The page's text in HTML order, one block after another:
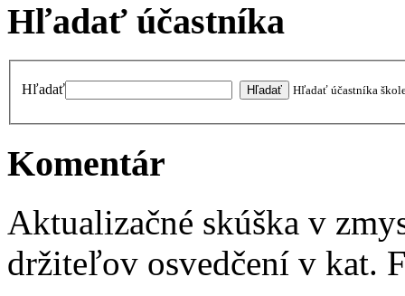
Hľadať účastníka
Hľadať Hľadať účastníka
Komentár
Aktualizačné skúška v
držiteľov osvedčení v kat.